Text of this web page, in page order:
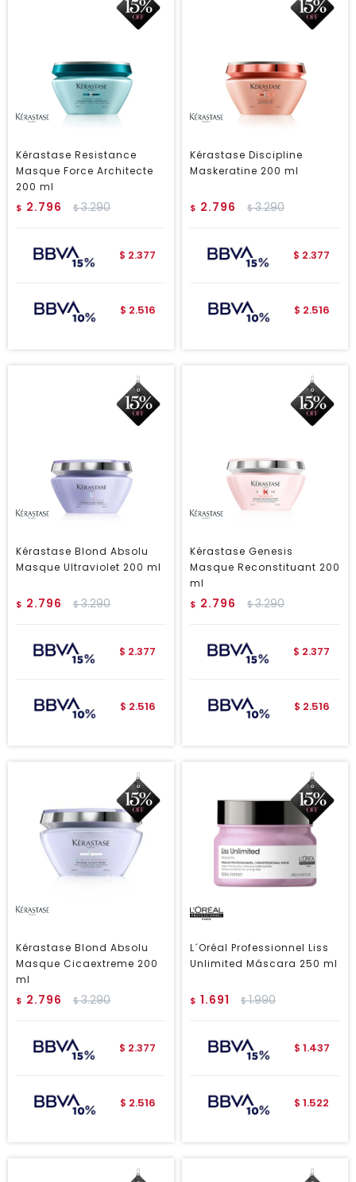
Kérastase Resistance
Masque Force Architecte
200 ml
$ 2.796 $3.290
$ 2.377
$ 2.516
Kérastase Discipline
Maskeratine 200 ml
$ 2.796 $3.290
$ 2.377
$ 2.516
Kérastase Blond Absolu
Masque Ultraviolet 200 ml
$ 2.796 $3.290
$ 2.377
$ 2.516
Kérastase Genesis
Masque Reconstituant 200
ml
$ 2.796 $3.290
$ 2.377
$ 2.516
Kérastase Blond Absolu
Masque Cicaextreme 200
ml
$ 2.796 $3.290
$ 2.377
$ 2.516
L´Oréal Professionnel Liss
Unlimited Máscara 250 ml
$ 1.691 $1.990
$ 1.437
$ 1.522